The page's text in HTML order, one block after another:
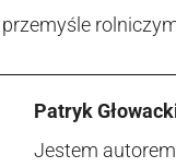
Patryk
Jestem